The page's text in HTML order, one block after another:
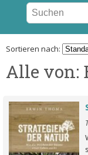
Sortieren nach:
Alle von: